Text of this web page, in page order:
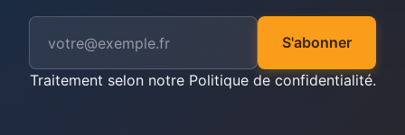
S'abonner
Traitement selon notre Politique de confidentialité.